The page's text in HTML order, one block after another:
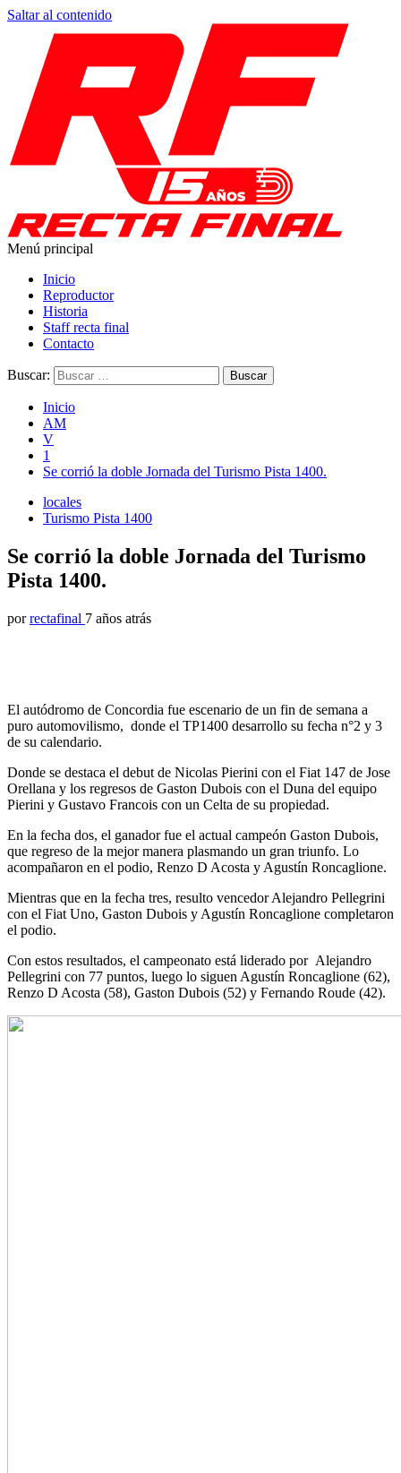
Saltar al contenido
Menú principal
Inicio
Reproductor
Historia
Staff recta final
Contacto
Buscar:
Inicio
AM
V
1
Se corrió la doble Jornada del Turismo Pista 1400.
locales
Turismo Pista 1400
Se corrió la doble Jornada del Turismo
Pista 1400.
por rectafinal 7 años atrás
El autódromo de Concordia fue escenario de un fin de semana a
puro automovilismo, donde el TP1400 desarrollo su fecha n°2 y 3
de su calendario.
Donde se destaca el debut de Nicolas Pierini con el Fiat 147 de Jose
Orellana y los regresos de Gaston Dubois con el Duna del equipo
Pierini y Gustavo Francois con un Celta de su propiedad.
En la fecha dos, el ganador fue el actual campeón Gaston Dubois,
que regreso de la mejor manera plasmando un gran triunfo. Lo
acompañaron en el podio, Renzo D Acosta y Agustín Roncaglione.
Mientras que en la fecha tres, resulto vencedor Alejandro Pellegrini
con el Fiat Uno, Gaston Dubois y Agustín Roncaglione completaron
el podio.
Con estos resultados, el campeonato está liderado por Alejandro
Pellegrini con 77 puntos, luego lo siguen Agustín Roncaglione (62),
Renzo D Acosta (58), Gaston Dubois (52) y Fernando Roude (42).